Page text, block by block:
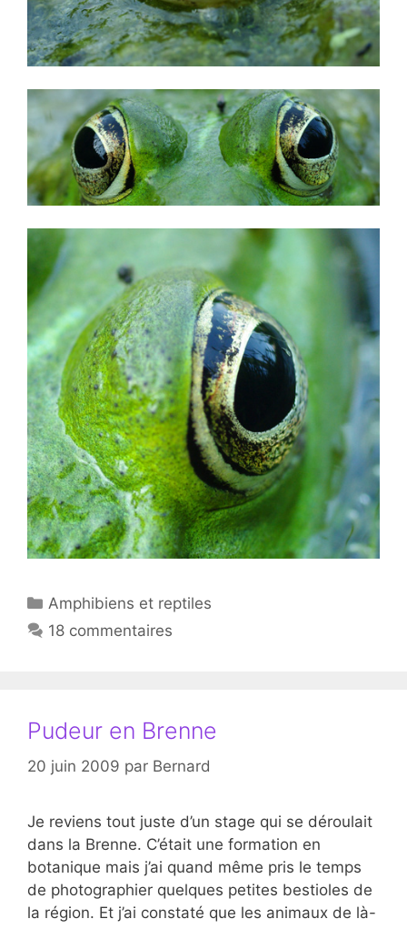
Catégories
Amphibiens et reptiles
18 commentaires
Pudeur en Brenne
20 juin 2009 par Bernard
Je reviens tout juste d’un stage qui se déroulait
dans la Brenne. C’était une formation en
botanique mais j’ai quand même pris le temps
de photographier quelques petites bestioles de
la région. Et j’ai constaté que les animaux de là-